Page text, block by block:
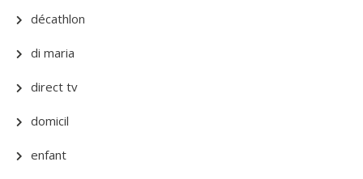
décathlon
di maria
direct tv
domicil
enfant